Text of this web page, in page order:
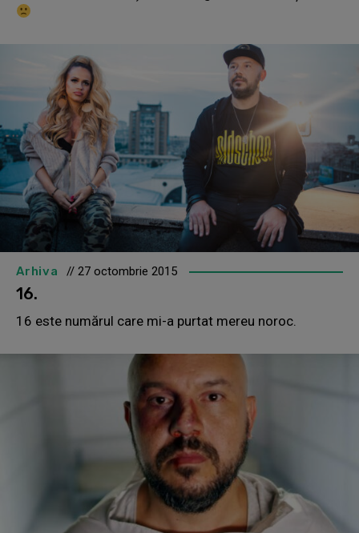
Arhiva // 27 octombrie 2015
16.
16 este numărul care mi-a purtat mereu noroc.